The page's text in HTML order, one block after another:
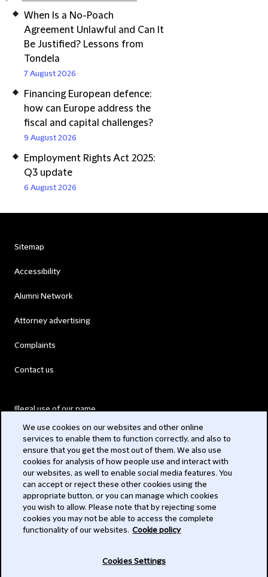
When Is a No-Poach
Agreement Unlawful and Can It
Be Justified? Lessons from
Tondela
7 August 2026
Financing European defence:
how can Europe address the
fiscal and capital challenges?
9 August 2026
Employment Rights Act 2025:
Q3 update
6 August 2026
Sitemap
Accessibility
Alumni Network
Attorney advertising
Complaints
Contact us
Illegal use of our name
Modern Slavery Act
Privacy
Subscribe
We use cookies on our websites and other online
services to enable them to function correctly, and also to
ensure that you get the most out of them. We also use
cookies for analysis of how people use and interact with
our websites, as well to enable social media features. You
can accept or reject these other cookies using the
appropriate button, or you can manage which cookies
you wish to allow. Please note that by rejecting some
cookies you may not be able to access the complete
functionality of our websites. Cookie policy
Cookies Settings